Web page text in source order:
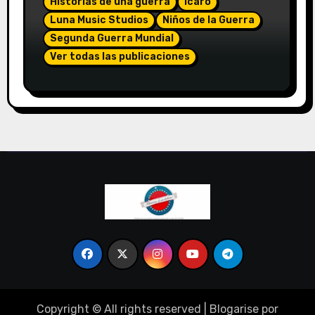
Luna Music Studios
Niños de la Guerra
Segunda Guerra Mundial
Ver todas las publicaciones
(PASO 3) (510)
Copyright © All rights reserved Blogarise por